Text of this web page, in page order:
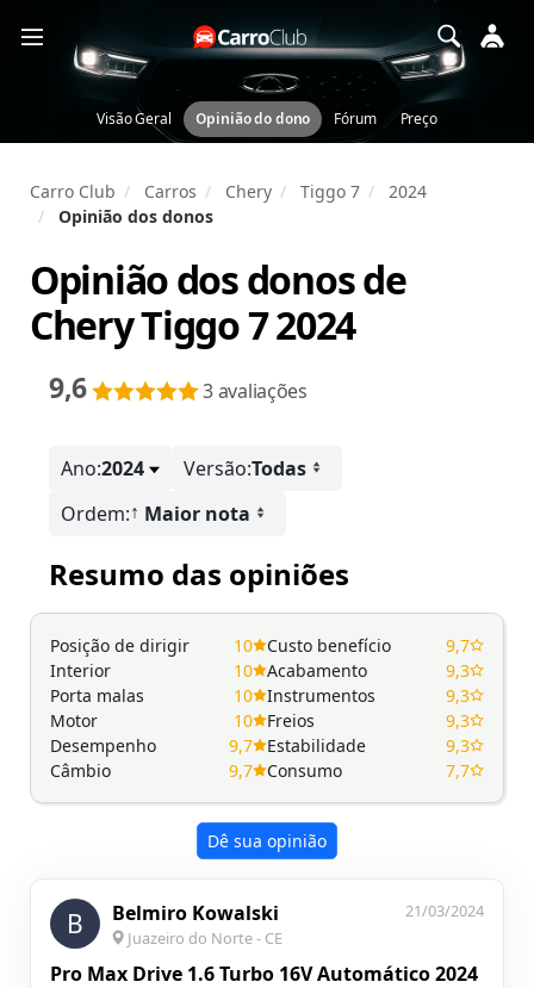
Visão Geral Opinião do dono Fórum Preço
Carro Club Carros Chery Tiggo 7
2024
Opinião dos donos
Opinião dos donos de
Chery Tiggo 7 2024
9,6 3 avaliações
Ano:2024 Versão:Todas
Ordem:↑ Maior nota
Resumo das opiniões
Posição de dirigir
10
Interior
10
Porta malas
10
Motor
10
Desempenho
9,7
Câmbio
9,7
Custo benefício
9,7
Acabamento
9,3
Instrumentos
9,3
Freios
9,3
Estabilidade
9,3
Consumo
7,7
Dê sua opinião
B Belmiro Kowalski
Juazeiro do Norte - CE
21/03/2024
Pro Max Drive 1.6 Turbo 16V Automático 2024